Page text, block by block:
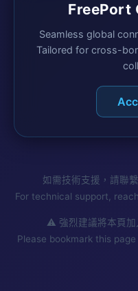
FreePort
Seamless global
Tailored for cross-
如需技術支援，請聯
For technical support,
⚠️ 強烈建議將本頁加
Please bookmark this